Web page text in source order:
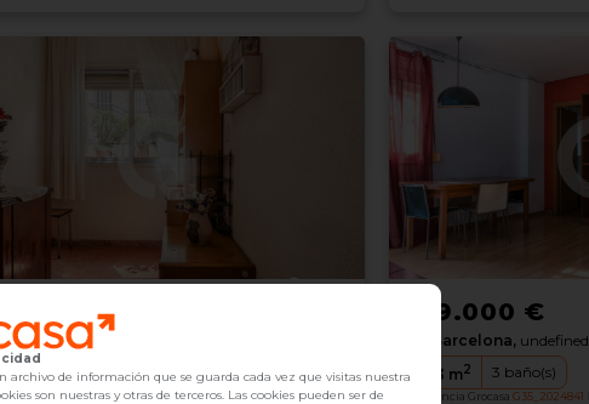
€
undefined
4Hab. 1baño(s)
GrocasaG35_2023775Hace más de un mes
199.000 €
Barcelona, undefined
183 m2 3 baño(s)
Referencia Grocasa G35_2024841
archivo de información que se guarda cada vez que visitas nuestra
son nuestras y otras de terceros. Las cookies pueden ser de